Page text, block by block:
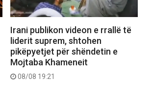
Irani publikon videon e rrallë të
liderit suprem, shtohen
pikëpyetjet për shëndetin e
Mojtaba Khameneit
08/08 19:21